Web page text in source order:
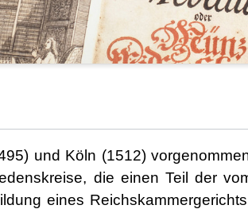
und Köln (1512)
die einen Teil der
eines